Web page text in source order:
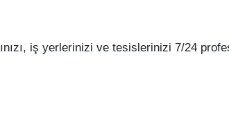
iş yerlerinizi ve tesislerinizi 7/24